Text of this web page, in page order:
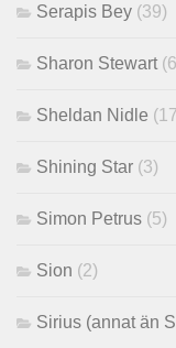
Serapis Bey (39)
Sharon Stewart
Sheldan Nidle
Shining Star (3)
Simon Petrus (5)
Sion (2)
Sirius (annat än